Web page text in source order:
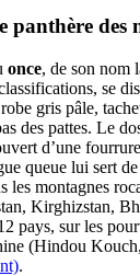
panthère des
once, de son nom
se
gris pâle,
des pattes. Le
d’une
queue lui sert
les montagnes
Kirghizstan,
pays, sur les
(Hindou
.